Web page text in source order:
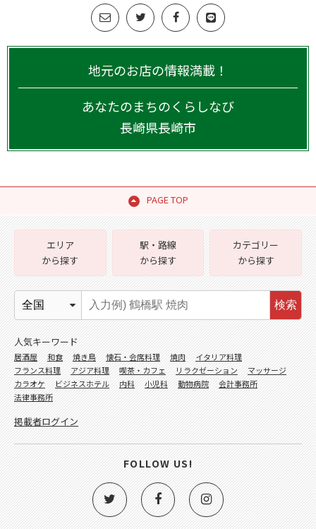
地元のお店の情報満載！
あなたのまちのくらしなび
長崎県長崎市
PAGE TOP
エリア
から探す
駅・路線
から探す
カテゴリー
から探す
検索
人気キーワード
居酒屋 和食 焼き鳥 懐石・会席料理 焼肉
イタリア料理
フランス料理
アジア料理 喫茶・カフェ リラクゼーション
マッサージ
カラオケ
ビジネスホテル 内科 小児科 動物病院
会計事務所
法律事務所
掲載者ログイン
FOLLOW US!